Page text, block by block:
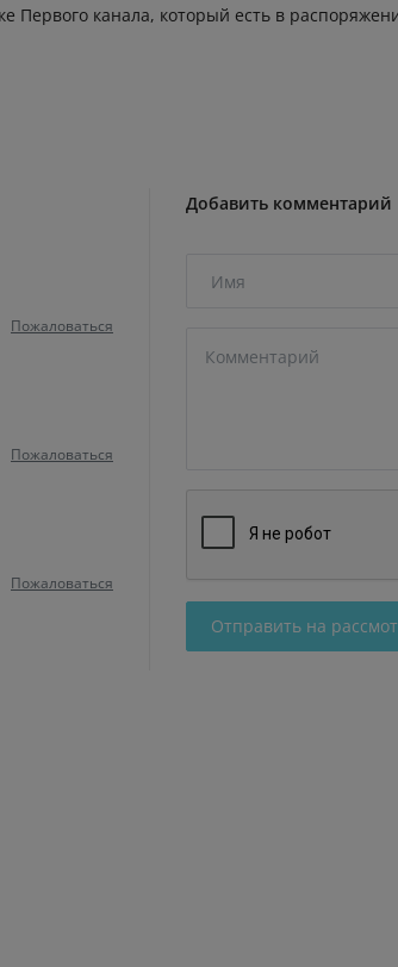
Первого канала, который есть в
Пожаловаться
Пожаловаться
Пожаловаться
Добавить комментарий
Отправить на